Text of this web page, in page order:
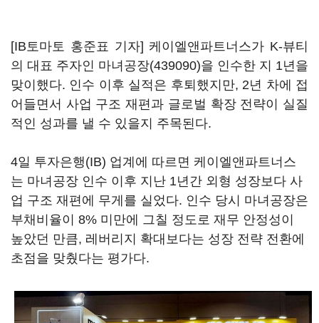
[IB토마토 홍준표 기자] 케이엘앤파트너스가 K-뷰티
의 대표 주자인 마녀공장(439090)을 인수한 지 1년을
맞이했다. 인수 이후 실적은 후퇴했지만, 2년 차에 접
어들면서 사업 구조 재편과 글로벌 확장 전략이 실질
적인 성과를 낼 수 있을지 주목된다.
4일 투자은행(IB) 업계에 따르면 케이엘앤파트너스
는 마녀공장 인수 이후 지난 1년간 외형 성장보다 사
업 구조 재편에 무게를 실었다. 인수 당시 마녀공장은
부채비율이 8% 미만에 그칠 정도로 재무 안정성이
높았던 만큼, 레버리지 확대보다는 성장 전략 전환에
초점을 맞췄다는 평가다.